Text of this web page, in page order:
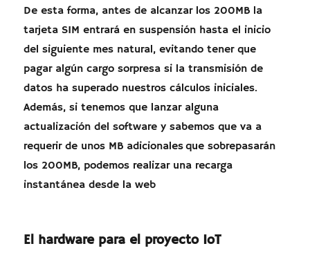
De esta forma, antes de alcanzar los 200MB la
tarjeta SIM entrará en suspensión hasta el inicio
del siguiente mes natural, evitando tener que
pagar algún cargo sorpresa si la transmisión de
datos ha superado nuestros cálculos iniciales.
Además, si tenemos que lanzar alguna
actualización del software y sabemos que va a
requerir de unos MB adicionales que sobrepasarán
los 200MB, podemos realizar una recarga
instantánea desde la web
El hardware para el proyecto IoT